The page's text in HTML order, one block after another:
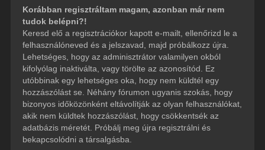
Korábban regisztráltam magam, azonban már nem
tudok belépni?!
Keresd elő a regisztrációkor kapott e-mailt, ellenőrizd le a
felhasználóneved és a jelszavad, majd próbálkozz újra.
Lehetséges, hogy az adminisztrátor valamilyen okból
kifolyólag inaktiválta, vagy törölte az azonosítód. Ez
utóbbinak egy lehetséges oka, hogy nem küldtél egy
hozzászólást se. Néhány fórumon ugyanis szokás, hogy
bizonyos időközönként eltávolítják az olyan felhasználókat,
akik nem küldtek hozzászólást, hogy csökkentsék az
adatbázis méretét. Próbálj meg újra regisztrálni és
bekapcsolódni a társalgásba.